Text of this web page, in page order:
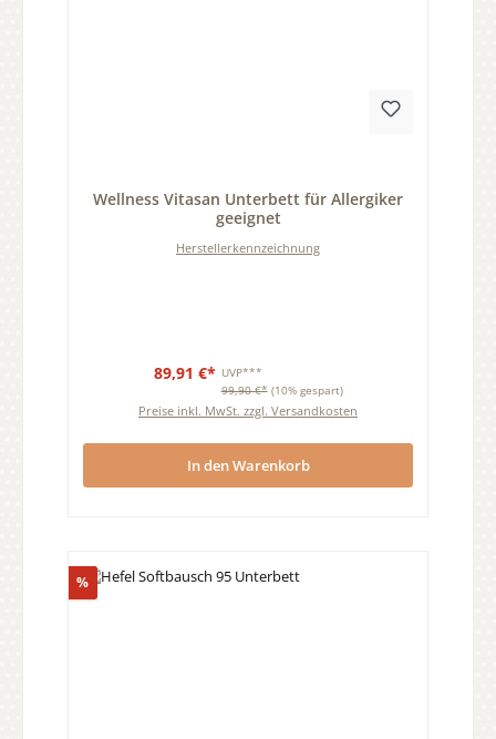
Wellness Vitasan Unterbett für Allergiker
geeignet
Herstellerkennzeichnung
89,91 €* UVP***
99,90 €* (10% gespart)
Preise inkl. MwSt. zzgl. Versandkosten
In den Warenkorb
%Rabatt